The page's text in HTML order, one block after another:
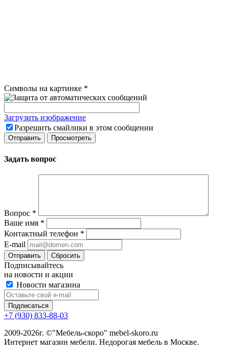
Символы на картинке *
Загрузить изображение
Разрешить смайлики в этом сообщении
Задать вопрос
Вопрос *
Ваше имя *
Контактный телефон *
E-mail
Сбросить
Подписывайтесь
на новости и акции
Новости магазина
+7 (930) 833-88-03
2009-2026г. ©"Мебель-скоро" mebel-skoro.ru
Интернет магазин мебели. Недорогая мебель в Москве.